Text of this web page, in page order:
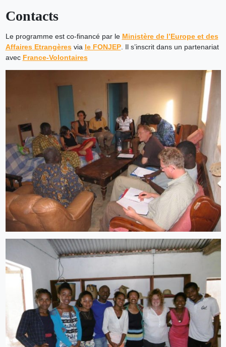
Contacts
Le programme est co-financé par le Ministère de l’Europe et des
Affaires Etrangèresvia le FONJEP. Il s’inscrit dans un partenariat
avec France-Volontaires